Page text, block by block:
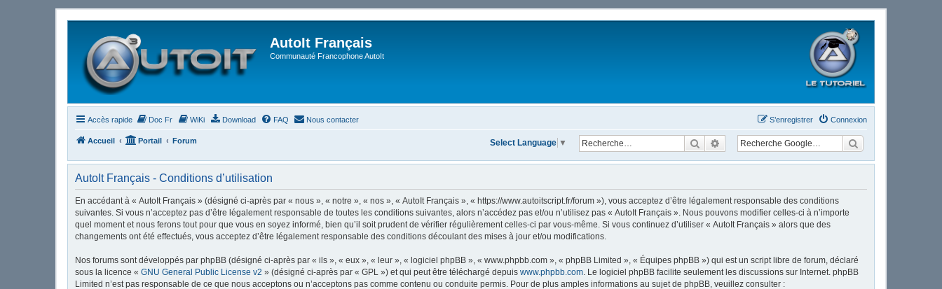
AutoIt Français
Communauté Francophone AutoIt
Accès rapide Doc Fr WiKi Download FAQ Nous contacter Connexion
S’enregistrer
Accueil Portail Forum RechercherRecherche avancée
Select Language ▼
AutoIt Français - Conditions d’utilisation
En accédant à « AutoIt Français » (désigné ci-après par « nous », « notre », « nos », « AutoIt Français », « https://www.autoitscript.fr/forum »), vous acceptez d’être légalement responsable des conditions
suivantes. Si vous n’acceptez pas d’être légalement responsable de toutes les conditions suivantes, alors n’accédez pas et/ou n’utilisez pas « AutoIt Français ». Nous pouvons modifier celles-ci à n’importe
quel moment et nous ferons tout pour que vous en soyez informé, bien qu’il soit prudent de vérifier régulièrement celles-ci par vous-même. Si vous continuez d’utiliser « AutoIt Français » alors que des
changements ont été effectués, vous acceptez d’être légalement responsable des conditions découlant des mises à jour et/ou modifications.
Nos forums sont développés par phpBB (désigné ci-après par « ils », « eux », « leur », « logiciel phpBB », « www.phpbb.com », « phpBB Limited », « Équipes phpBB ») qui est un script libre de forum, déclaré
sous la licence « GNU General Public License v2 » (désigné ci-après par « GPL ») et qui peut être téléchargé depuis www.phpbb.com. Le logiciel phpBB facilite seulement les discussions sur Internet. phpBB
Limited n’est pas responsable de ce que nous acceptons ou n’acceptons pas comme contenu ou conduite permis. Pour de plus amples informations au sujet de phpBB, veuillez consulter :